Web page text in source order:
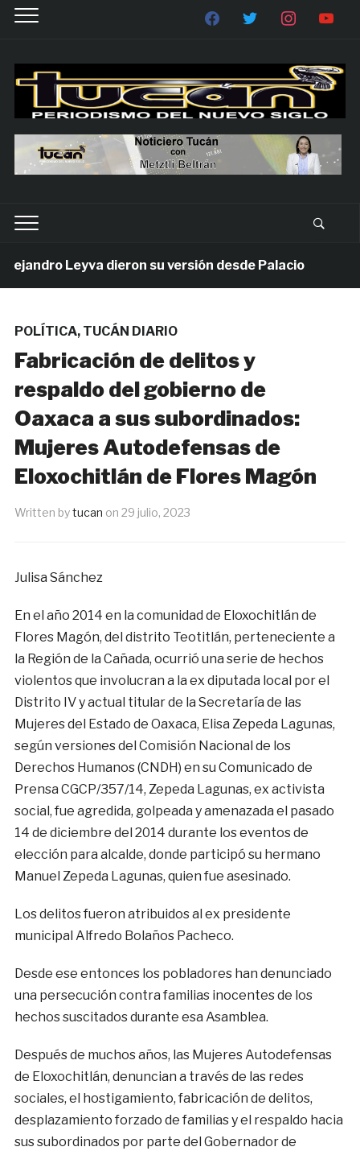
Leyva dieron su versión desde Palacio
POLÍTICA, TUCÁN DIARIO
Fabricación de delitos y
respaldo del gobierno de
Oaxaca a sus subordinados:
Mujeres Autodefensas de
Eloxochitlán de Flores Magón
Written bytucan on 29 julio, 2023
Julisa Sánchez
En el año 2014 en la comunidad de Eloxochitlán de
Flores Magón, del distrito Teotitlán, perteneciente a
la Región de la Cañada, ocurrió una serie de hechos
violentos que involucran a la ex diputada local por el
Distrito IV y actual titular de la Secretaría de las
Mujeres del Estado de Oaxaca, Elisa Zepeda Lagunas,
según versiones del Comisión Nacional de los
Derechos Humanos (CNDH) en su Comunicado de
Prensa CGCP/357/14, Zepeda Lagunas, ex activista
social, fue agredida, golpeada y amenazada el pasado
14 de diciembre del 2014 durante los eventos de
elección para alcalde, donde participó su hermano
Manuel Zepeda Lagunas, quien fue asesinado.
Los delitos fueron atribuidos al ex presidente
municipal Alfredo Bolaños Pacheco.
Desde ese entonces los pobladores han denunciado
una persecución contra familias inocentes de los
hechos suscitados durante esa Asamblea.
Después de muchos años, las Mujeres Autodefensas
de Eloxochitlán, denuncian a través de las redes
sociales, el hostigamiento, fabricación de delitos,
desplazamiento forzado de familias y el respaldo hacia
sus subordinados por parte del Gobernador de